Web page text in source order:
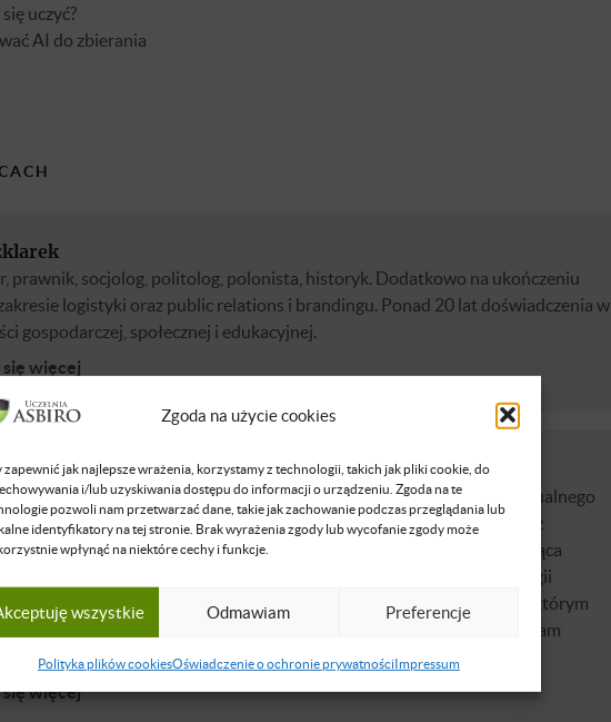
Zgoda na użycie cookies
zapewnić jak najlepsze wrażenia, korzystamy z technologii, takich jak pliki cookie, do
i/lub uzyskiwania dostępu do informacji o urządzeniu. Zgoda na te
pozwoli nam przetwarzać dane, takie jak zachowanie podczas przeglądania lub
identyfikatory na tej stronie. Brak wyrażenia zgody lub wycofanie zgody może
wpłynąć na niektóre cechy i funkcje.
wszystkie Odmawiam Preferencje
Polityka plików cookiesOświadczenie o ochronie prywatnościImpressum
uczyć?
AI do zbierania
prawnik, socjolog, politolog, polonista, historyk. Dodatkowo na ukończeniu
logistyki oraz public relations i brandingu. Ponad 20 lat doświadczenia w
gospodarczej, społecznej i edukacyjnej.
więcej
M. Talaga
Ekspertka w dziedzinie edukacji alternatywnej i rozwoju intelektualnego
by na całym świecie potencjał, z jakim rodzą się dzieci, spotykał się z
jakie mogą zapewnić im tylko dorośli. Jej ścieżka edukacyjna, łącząca
doświadczenia z głębokim zrozumieniem neuronauk i futurologii
ukształtowała unikalne podejście do edukacji. Obszary ekspertyzy, którym
dużo uwagi, to: • Trening Mentalny Rodzica™ - autorski program
dla rodziców, obejmujący rozwój (...)
więcej